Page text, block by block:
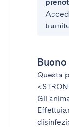
Buono
Questa
Gli